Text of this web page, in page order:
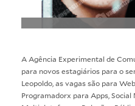
A Agência Experimental de
para novos estagiários para o
Leopoldo, as vagas são para
Programadorx para Apps,